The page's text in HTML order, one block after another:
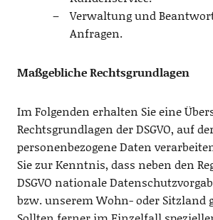
Verwaltung und
Anfragen.
Maßgebliche Rechtsgrundlagen
Im Folgenden erhalten Sie eine
Rechtsgrundlagen der DSGVO, auf
personenbezogene Daten
Sie zur Kenntnis, dass neben den
DSGVO nationale
bzw. unserem Wohn- oder Sitzland